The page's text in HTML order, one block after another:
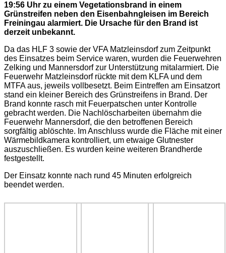
19:56 Uhr zu einem Vegetationsbrand in einem
Grünstreifen neben den Eisenbahngleisen im Bereich
Freiningau alarmiert. Die Ursache für den Brand ist
derzeit unbekannt.
Da das HLF 3 sowie der VFA Matzleinsdorf zum Zeitpunkt
des Einsatzes beim Service waren, wurden die Feuerwehren
Zelking und Mannersdorf zur Unterstützung mitalarmiert. Die
Feuerwehr Matzleinsdorf rückte mit dem KLFA und dem
MTFA aus, jeweils vollbesetzt. Beim Eintreffen am Einsatzort
stand ein kleiner Bereich des Grünstreifens in Brand. Der
Brand konnte rasch mit Feuerpatschen unter Kontrolle
gebracht werden. Die Nachlöscharbeiten übernahm die
Feuerwehr Mannersdorf, die den betroffenen Bereich
sorgfältig ablöschte. Im Anschluss wurde die Fläche mit einer
Wärmebildkamera kontrolliert, um etwaige Glutnester
auszuschließen. Es wurden keine weiteren Brandherde
festgestellt.
Der Einsatz konnte nach rund 45 Minuten erfolgreich
beendet werden.